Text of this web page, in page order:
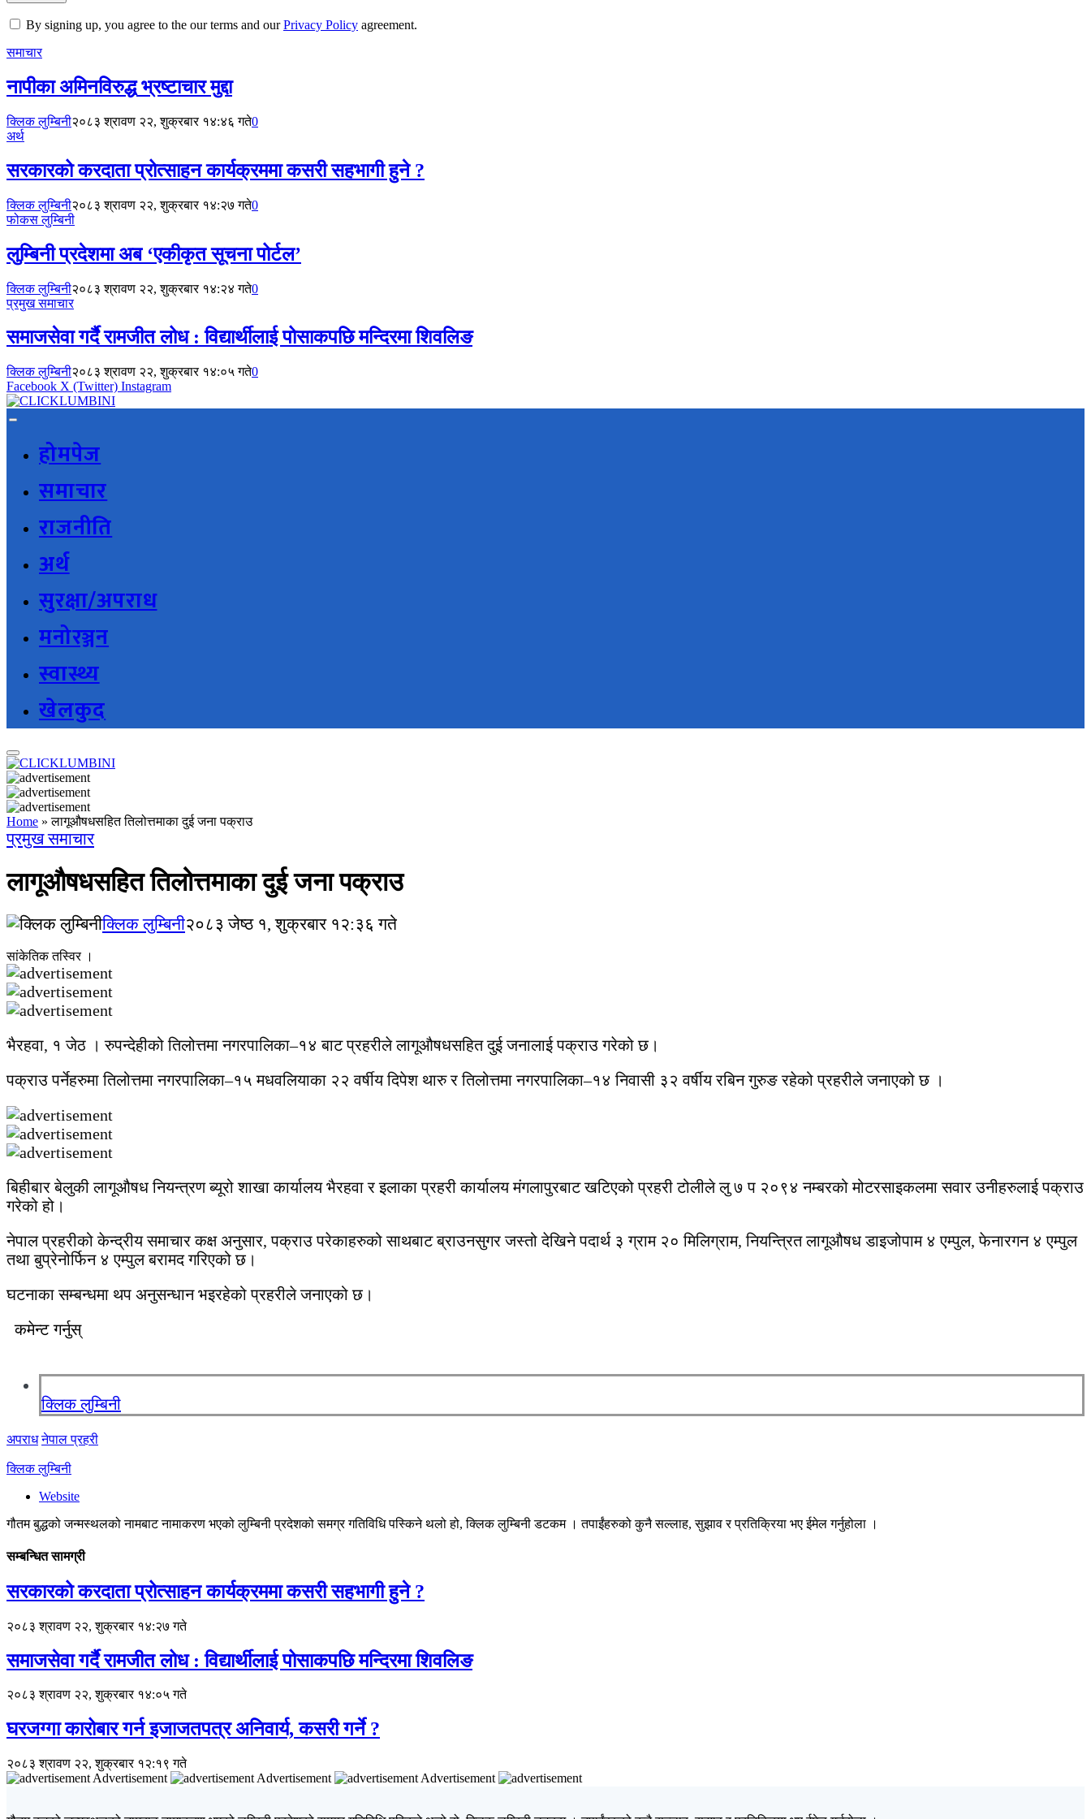
By signing up, you agree to the our terms and ourPrivacy Policy agreement.
समाचार
नापीका अमिनविरुद्ध भ्रष्टाचार मुद्दा
क्लिक लुम्बिनी२०८३ श्रावण २२, शुक्रबार १४:४६ गते0
अर्थ
सरकारको करदाता प्रोत्साहन कार्यक्रममा कसरी सहभागी हुने ?
क्लिक लुम्बिनी२०८३ श्रावण २२, शुक्रबार १४:२७ गते0
फोकस लुम्बिनी
लुम्बिनी प्रदेशमा अब ‘एकीकृत सूचना पोर्टल’
क्लिक लुम्बिनी२०८३ श्रावण २२, शुक्रबार १४:२४ गते0
प्रमुख समाचार
समाजसेवा गर्दै रामजीत लोध : विद्यार्थीलाई पोसाकपछि मन्दिरमा शिवलिङ
क्लिक लुम्बिनी२०८३ श्रावण २२, शुक्रबार १४:०५ गते0
Facebook X (Twitter) Instagram
होमपेज
समाचार
राजनीति
अर्थ
सुरक्षा/अपराध
मनोरञ्जन
स्वास्थ्य
खेलकुद
Home »लागूऔषधसहित तिलोत्तमाका दुई जना पक्राउ
प्रमुख समाचार
लागूऔषधसहित तिलोत्तमाका दुई जना पक्राउ
क्लिक लुम्बिनी२०८३ जेष्ठ १, शुक्रबार १२:३६ गते
सांकेतिक तस्विर ।
भैरहवा, १ जेठ । रुपन्देहीको तिलोत्तमा नगरपालिका–१४ बाट प्रहरीले लागूऔषधसहित दुई जनालाई पक्राउ गरेको छ।
पक्राउ पर्नेहरुमा तिलोत्तमा नगरपालिका–१५ मधवलियाका २२ वर्षीय दिपेश थारु र तिलोत्तमा नगरपालिका–१४ निवासी ३२ वर्षीय रबिन गुरुङ रहेको प्रहरीले जनाएको छ ।
बिहीबार बेलुकी लागूऔषध नियन्त्रण ब्यूरो शाखा कार्यालय भैरहवा र इलाका प्रहरी कार्यालय मंगलापुरबाट खटिएको प्रहरी टोलीले लु ७ प २०९४ नम्बरको मोटरसाइकलमा सवार उनीहरुलाई पक्राउ
गरेको हो।
नेपाल प्रहरीको केन्द्रीय समाचार कक्ष अनुसार, पक्राउ परेकाहरुको साथबाट ब्राउनसुगर जस्तो देखिने पदार्थ ३ ग्राम २० मिलिग्राम, नियन्त्रित लागूऔषध डाइजोपाम ४ एम्पुल, फेनारगन ४ एम्पुल
तथा बुप्रेनोर्फिन ४ एम्पुल बरामद गरिएको छ।
घटनाका सम्बन्धमा थप अनुसन्धान भइरहेको प्रहरीले जनाएको छ।
कमेन्ट गर्नुस्
क्लिक लुम्बिनी
अपराध नेपाल प्रहरी
क्लिक लुम्बिनी
Website
गौतम बुद्धको जन्मस्थलको नामबाट नामाकरण भएको लुम्बिनी प्रदेशको समग्र गतिविधि पस्किने थलो हो, क्लिक लुम्बिनी डटकम । तपाईंहरुको कुनै सल्लाह, सुझाव र प्रतिक्रिया भए ईमेल गर्नुहोला ।
सम्बन्धित सामग्री
सरकारको करदाता प्रोत्साहन कार्यक्रममा कसरी सहभागी हुने ?
२०८३ श्रावण २२, शुक्रबार १४:२७ गते
समाजसेवा गर्दै रामजीत लोध : विद्यार्थीलाई पोसाकपछि मन्दिरमा शिवलिङ
२०८३ श्रावण २२, शुक्रबार १४:०५ गते
घरजग्गा कारोबार गर्न इजाजतपत्र अनिवार्य, कसरी गर्ने ?
२०८३ श्रावण २२, शुक्रबार १२:१९ गते
Advertisement
Advertisement Advertisement